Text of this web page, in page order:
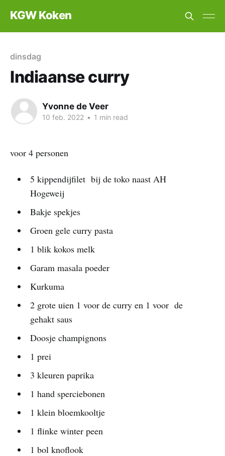
KGW Koken
dinsdag
Indiaanse curry
Yvonne de Veer
10 feb. 2022 • 1 min read
voor 4 personen
5 kippendijfilet bij de toko naast AH
Hogeweij
Bakje spekjes
Groen gele curry pasta
1 blik kokos melk
Garam masala poeder
Kurkuma
2 grote uien 1 voor de curry en 1 voor de
gehakt saus
Doosje champignons
1 prei
3 kleuren paprika
1 hand sperciebonen
1 klein bloemkooltje
1 flinke winter peen
1 bol knoflook